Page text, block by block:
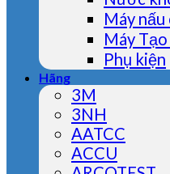
Máy nấu
Máy
Phụ kiện
Hãng
3M
3NH
AATCC
ACCU